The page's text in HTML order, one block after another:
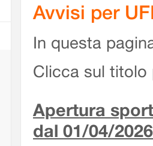
Avvisi per
In questa
Clicca sul titolo
Apertura
dal 01/04/2026